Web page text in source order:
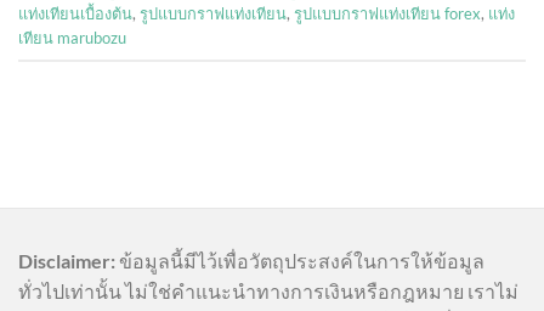
แท่งเทียนเบื้องต้น, รูปแบบกราฟแท่งเทียน, รูปแบบกราฟแท่งเทียน forex, แท่ง
เทียน marubozu
Disclaimer: ข้อมูลนี้มีไว้เพื่อวัตถุประสงค์ในการให้ข้อมูล
ทั่วไปเท่านั้น ไม่ใช่คำแนะนำทางการเงินหรือกฎหมาย เราไม่